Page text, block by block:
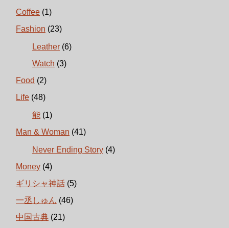
Coffee (1)
Fashion (23)
Leather (6)
Watch (3)
Food (2)
Life (48)
能 (1)
Man & Woman (41)
Never Ending Story (4)
Money (4)
ギリシャ神話 (5)
一丞しゅん (46)
中国古典 (21)